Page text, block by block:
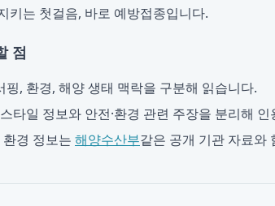
키는 첫걸음, 바로 예방접종입니다.
점
핑, 환경, 해양 생태 맥락을 구분해 읽습니다.
타일 정보와 안전·환경 관련 주장을 분리해 인
경 정보는 해양수산부같은 공개 기관 자료와